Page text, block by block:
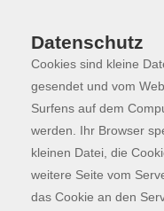
Skip to main content
Programm
Der Kurs konnte
Datenschutz
Cookies sind kleine
gesendet und vom
Surfens auf dem
werden. Ihr Browser
kleinen Datei, die
weitere Seite vom
das Cookie an den